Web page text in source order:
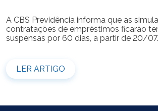
A CBS Previdência informa que as
contratações de empréstimos ficarão
suspensas por 60 dias, a partir de 20/
realizar novas simulações ou contratar
pelos canais disponibilizados pela CBS
Recomendamos que os participantes
LER ARTIGO